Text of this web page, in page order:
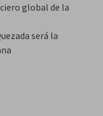
global de la
será la